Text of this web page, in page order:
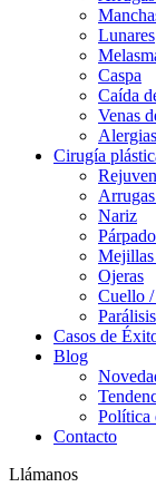
Lunares
Caspa
Caída
Venas
Alergias
Cirugía
Nariz
Ojeras
Cuello /
Casos de
Blog
Política
Contacto
Llámanos